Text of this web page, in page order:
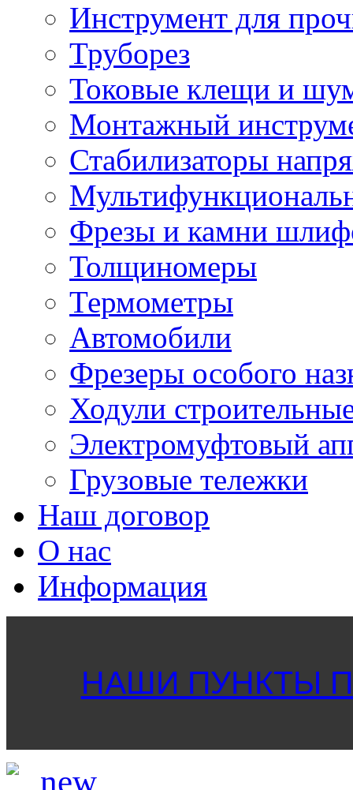
Инструмент для
Труборез
Токовые клещи и
Монтажный
Стабилизаторы
Фрезы и камни
Толщиномеры
Термометры
Автомобили
Фрезеры особого
Ходули
Электромуфтовый
Грузовые тележки
Наш договор
О нас
Информация
НАШИ ПУНКТЫ